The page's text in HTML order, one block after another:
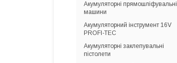
Акумуляторні прямошліфувальні
машини
Акумуляторний інструмент 16V
PROFI-TEC
Акумуляторні заклепувальні
пістолети